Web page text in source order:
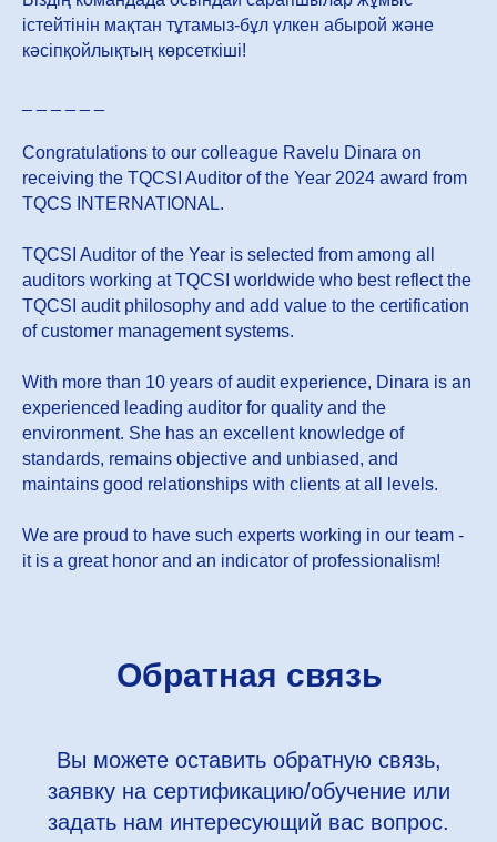
істейтінін мақтан тұтамыз-бұл үлкен абырой және
кәсіпқойлықтың көрсеткіші!
Congratulations to our colleague Ravelu Dinara on
receiving the TQCSI Auditor of the Year 2024 award from
TQCS INTERNATIONAL.
TQCSI Auditor of the Year is selected from among all
auditors working at TQCSI worldwide who best reflect the
TQCSI audit philosophy and add value to the certification
of customer management systems.
With more than 10 years of audit experience, Dinara is an
experienced leading auditor for quality and the
environment. She has an excellent knowledge of
standards, remains objective and unbiased, and
maintains good relationships with clients at all levels.
We are proud to have such experts working in our team -
it is a great honor and an indicator of professionalism!
Обратная связь
Вы можете оставить обратную связь,
заявку на сертификацию/обучение или
задать нам интересующий вас вопрос.